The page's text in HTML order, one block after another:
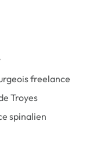
freelance
Troyes
spinalien